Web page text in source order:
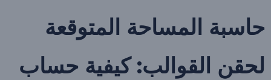
حاسبة المساحة المتوقعة
لحقن القوالب: كيفية حساب